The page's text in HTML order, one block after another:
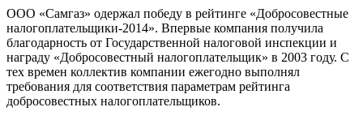
ООО «Самгаз» одержал победу в рейтинге «Добросовестные
налогоплательщики-2014». Впервые компания получила
благодарность от Государственной налоговой инспекции и
награду «Добросовестный налогоплательщик» в 2003 году. С
тех времен коллектив компании ежегодно выполнял
требования для соответствия параметрам рейтинга
добросовестных налогоплательщиков.